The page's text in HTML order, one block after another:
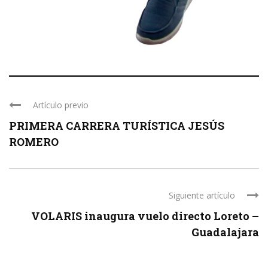
Artículo previo
PRIMERA CARRERA TURÍSTICA JESÚS
ROMERO
Siguiente artículo
VOLARIS inaugura vuelo directo Loreto –
Guadalajara